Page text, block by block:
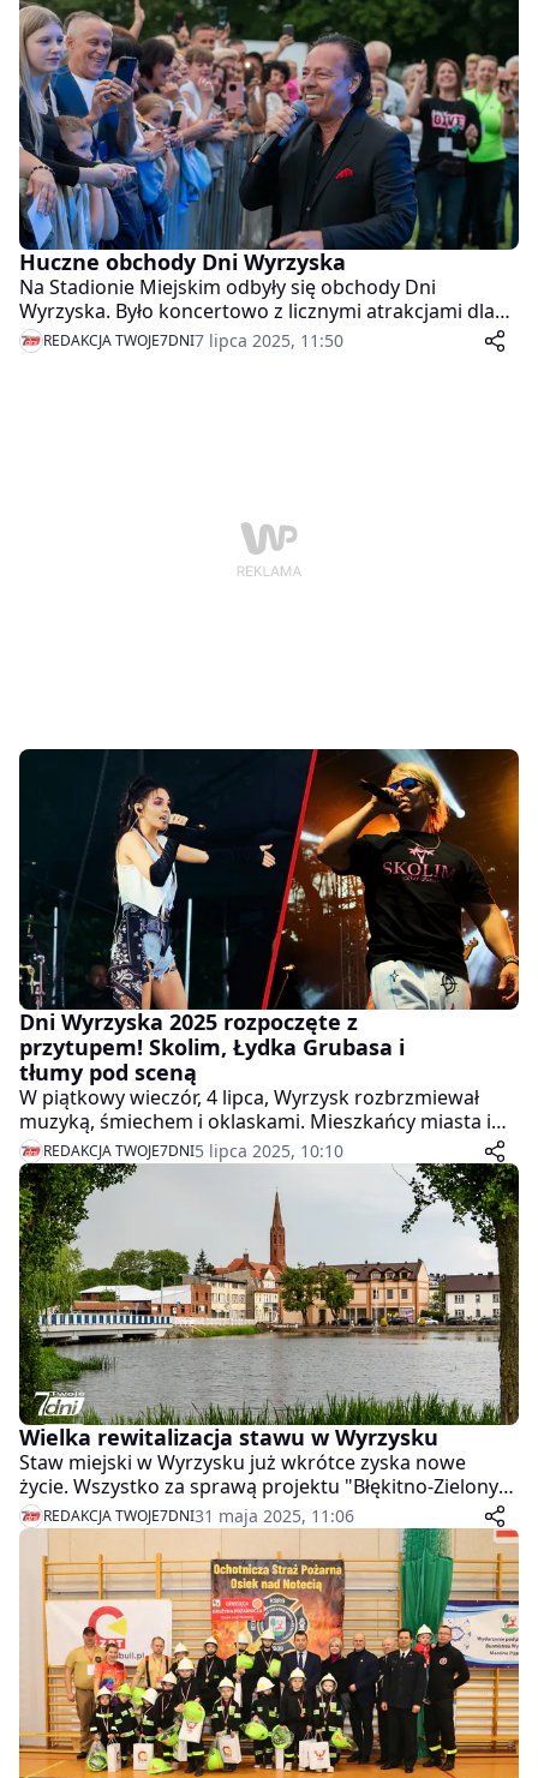
ważnej dla regionu inwestycji.
Huczne obchody Dni Wyrzyska
Na Stadionie Miejskim odbyły się obchody Dni
Wyrzyska. Było koncertowo z licznymi atrakcjami dla
dzieci i dorosłych.
REDAKCJA TWOJE7DNI7 lipca 2025, 11:50
Dni Wyrzyska 2025 rozpoczęte z
przytupem! Skolim, Łydka Grubasa i
tłumy pod sceną
W piątkowy wieczór, 4 lipca, Wyrzysk rozbrzmiewał
muzyką, śmiechem i oklaskami. Mieszkańcy miasta i
okolic tłumnie pojawili się na Stadionie Miejskim, by
wspólnie świętować rozpoczęcie Dni Wyrzyska 2025.
REDAKCJA TWOJE7DNI5 lipca 2025, 10:10
Wielka rewitalizacja stawu w Wyrzysku
Staw miejski w Wyrzysku już wkrótce zyska nowe
życie. Wszystko za sprawą projektu "Błękitno-Zielony
Wyrzysk", który zdobył pierwsze miejsce w konkursie
"Błękitno-zielone inicjatywy dla Wielkopolski". Spośród
167 zgłoszonych projektów to właśnie koncepcja z
Wyrzyska okazała się najbardziej innowacyjna i
przyjazna środowisku.
REDAKCJA TWOJE7DNI31 maja 2025, 11:06